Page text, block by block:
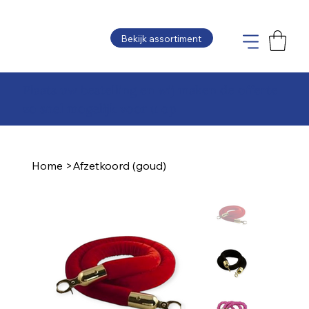
Bekijk assortiment
Home >Afzetkoord (goud)